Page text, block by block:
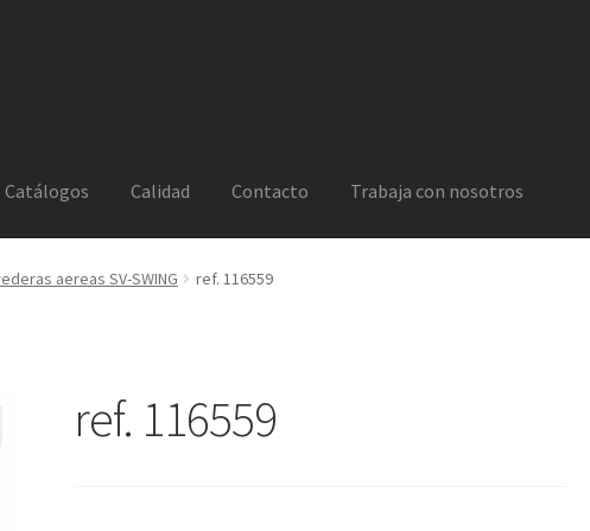
Catálogos Calidad Contacto Trabaja con nosotros
aereas SV-SWING ref. 116559
ref. 116559